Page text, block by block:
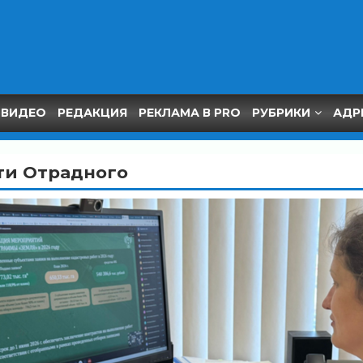
ВИДЕО РЕДАКЦИЯ РЕКЛАМА В PRO РУБРИКИ
Отрадного